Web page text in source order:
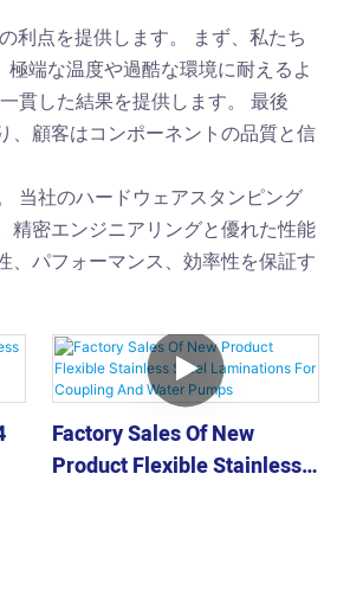
利点を提供します。 まず、私たち
端な温度や過酷な環境に耐えるよ
貫した結果を提供します。 最後
、顧客はコンポーネントの品質と信
当社のハードウェアスタンピング
精密エンジニアリングと優れた性能
、パフォーマンス、効率性を保証す
Factory Sales Of New
Product Flexible Stainless